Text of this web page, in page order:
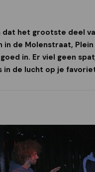
dat het grootste deel
de Molenstraat,
in. Er viel geen
in de lucht op je